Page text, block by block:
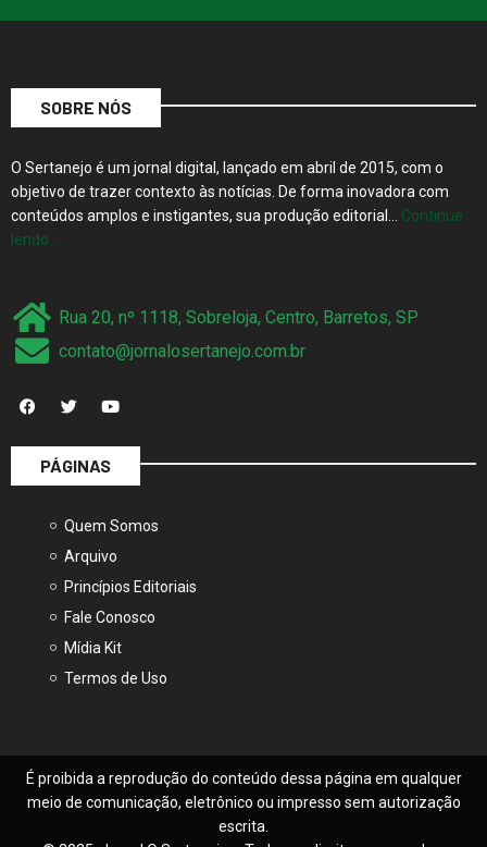
SOBRE NÓS
O Sertanejo é um jornal digital, lançado em abril de 2015, com o
objetivo de trazer contexto às notícias. De forma inovadora com
conteúdos amplos e instigantes, sua produção editorial… Continue
lendo…
Rua 20, nº 1118, Sobreloja, Centro, Barretos, SP
contato@jornalosertanejo.com.br
PÁGINAS
Quem Somos
Arquivo
Princípios Editoriais
Fale Conosco
Mídia Kit
Termos de Uso
É proibida a reprodução do conteúdo dessa página em qualquer
meio de comunicação, eletrônico ou impresso sem autorização
escrita.